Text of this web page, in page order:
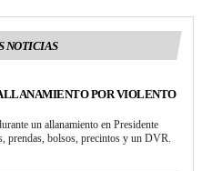
NOTICIAS
POR VIOLENTO
un allanamiento en Presidente
prendas, bolsos, precintos y un DVR.